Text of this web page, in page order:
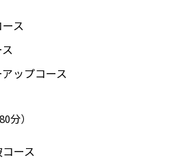
ス
ップコース
分）
ース